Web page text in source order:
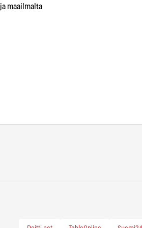
ja maailmalta